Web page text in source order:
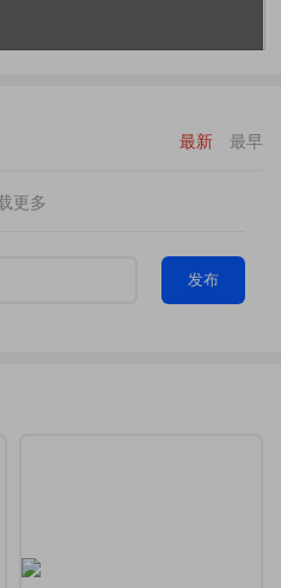
最新 最早
更多
发布